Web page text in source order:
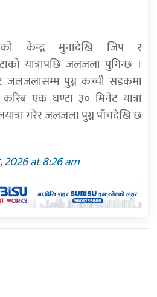
केन्द्र मुनादेखि जिप र
यात्रापछि जलजला पुगिन्छ ।
जलजलासम्म पुग्न कच्ची सडकमा
एक घण्टा ३० मिनेट यात्रा
गरेर जलजला पुग्न पाँचदेखि छ
2026 at 8:26 am